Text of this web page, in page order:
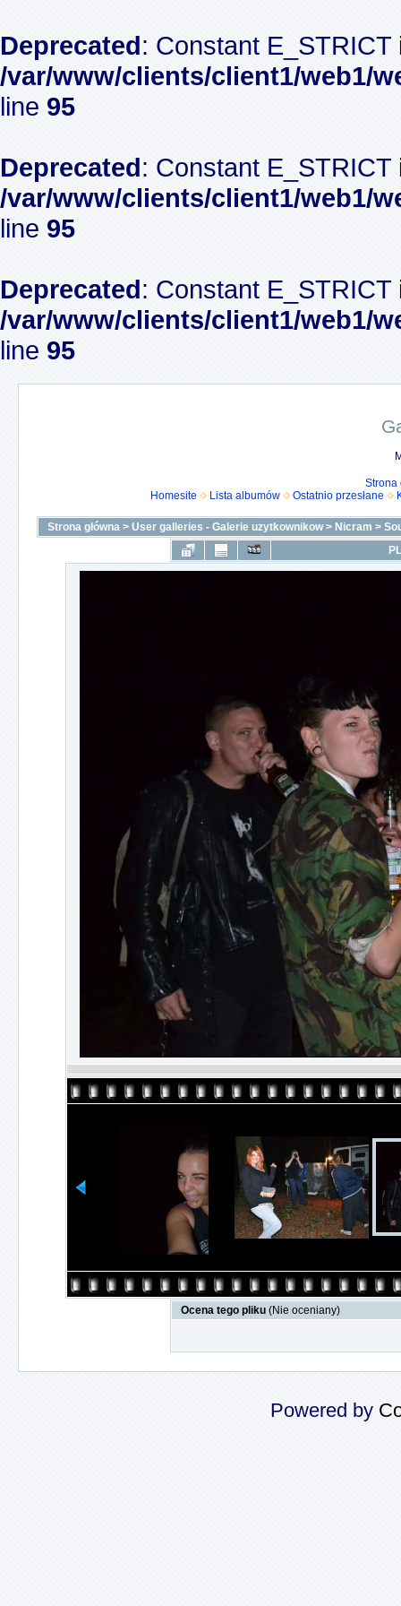
Deprecated: Constant
/var/www/clients/client1/web1/
line 95
Deprecated: Constant
/var/www/clients/client1/web1/
line 95
Deprecated: Constant
/var/www/clients/client1/web1/
line 95
Strona
Homesite
Lista albumów Ostatnio przesłane
Strona główna > User galleries - Galerie uzytkownikow> Nicram >
Ocena tego pliku (Nie oceniany)
Powered by